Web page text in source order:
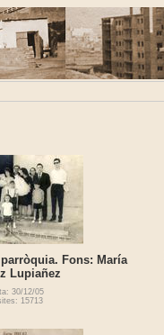
Fons: María
Lupiañez
30/12/05
15713